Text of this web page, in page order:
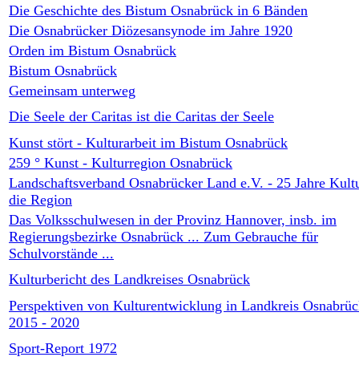
Die Geschichte des Bistum Osnabrück in 6 Bänden
Die Osnabrücker Diözesansynode im Jahre 1920
Orden im Bistum Osnabrück
Bistum Osnabrück
Gemeinsam unterweg
Die Seele der Caritas ist die Caritas der Seele
Kunst stört - Kulturarbeit im Bistum Osnabrück
259 ° Kunst - Kulturregion Osnabrück
Landschaftsverband Osnabrücker Land e.V. - 25 Jahre
die Region
Das Volksschulwesen in der Provinz Hannover, insb. im
Regierungsbezirke Osnabrück ... Zum Gebrauche für
Schulvorstände ...
Kulturbericht des Landkreises Osnabrück
Perspektiven von Kulturentwicklung in Landkreis
2015 - 2020
Sport-Report 1972